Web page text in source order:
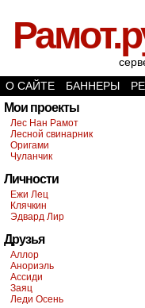
О САЙТЕ
БАННЕРЫ
Мои проекты
Лес Нан Рамот
Лесной свинарник
Оригами
Чуланчик
Личности
Ежи Лец
Клячкин
Эдвард Лир
Друзья
Аллор
Анориэль
Ассиди
Заяц
Леди Осень